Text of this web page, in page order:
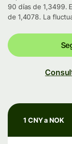
90 días de 1,3499.
de 1,4078. La
1 CNY a NOK